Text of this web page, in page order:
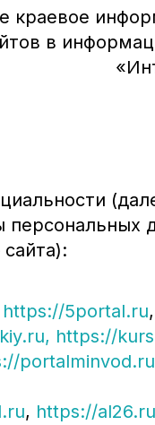
краевое
в
персональных
https://5portal.ru,
https://
portalminvod.ru
, https://al26.ru